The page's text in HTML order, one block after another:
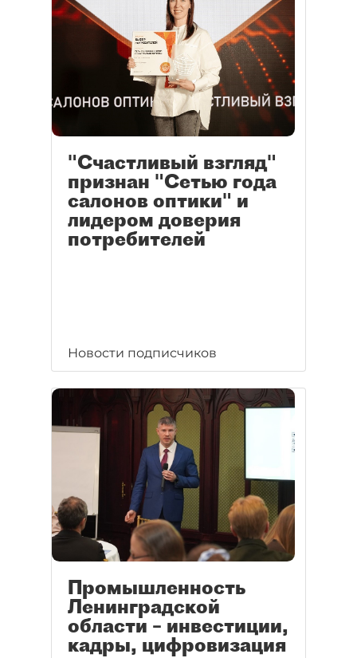
"Счастливый взгляд"
признан "Сетью года
салонов оптики" и
лидером доверия
потребителей
Новости подписчиков
Промышленность
Ленинградской
области – инвестиции,
кадры, цифровизация